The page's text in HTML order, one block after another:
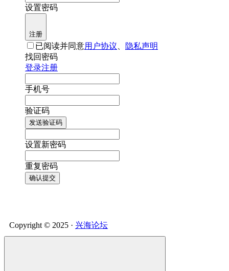
设置密码
注册
已阅读并同意用户协议
隐私声明
找回密码
登录注册
手机号
验证码
发送验证码
设置新密码
重复密码
确认提交
Copyright © 2025 · 兴海论坛